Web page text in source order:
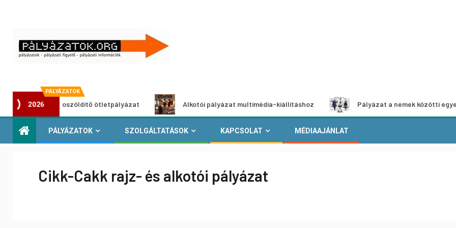
PÁLYÁZATOK
2026
Városzöldítő ötletpályázat Alkotói pályázat multimédia-kiállításhoz Pályázat a nemek közötti egyenlőség
PÁLYÁZATOK SZOLGÁLTATÁSOK KAPCSOLAT MÉDIAAJÁNLAT
Cikk-Cakk rajz- és alkotói pályázat